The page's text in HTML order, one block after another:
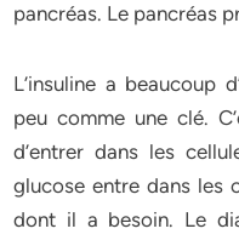
pancréas. Le pancréas
L’insuline a beaucoup
peu comme une clé.
d’entrer dans les
glucose entre dans les
dont il a besoin. Le